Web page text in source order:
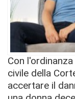
Con
civile della
accertare il